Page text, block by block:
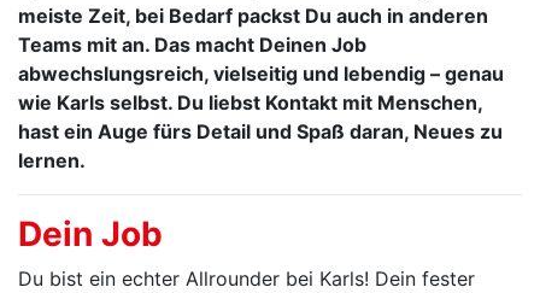
meiste Zeit, bei Bedarf packst Du auch in anderen
Teams mit an. Das macht Deinen Job
abwechslungsreich, vielseitig und lebendig – genau
wie Karls selbst. Du liebst Kontakt mit Menschen,
hast ein Auge fürs Detail und Spaß daran, Neues zu
lernen.
Dein Job
Du bist ein echter Allrounder bei Karls! Dein fester